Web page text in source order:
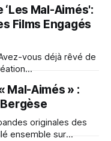
très beaux et
Mal-Aimés':
Films Engagés
du cinéma et
Mal-Aimés » :
originales des
ensemble sur